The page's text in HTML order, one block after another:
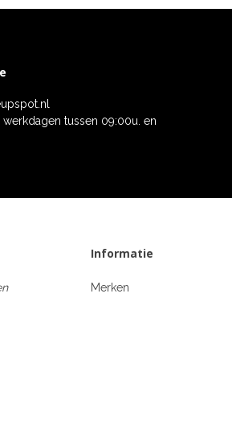
werkdagen tussen 09:00u. en
Informatie
Merken